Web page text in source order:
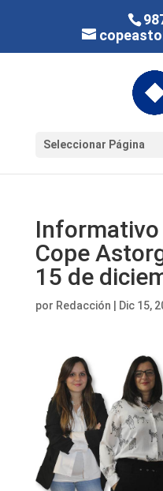
Seleccionar Página
Cope
15 de
por Redacción Dic 15,